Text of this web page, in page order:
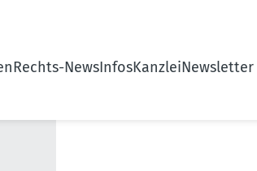
Rechts-NewsInfosKanzleiNewsletter